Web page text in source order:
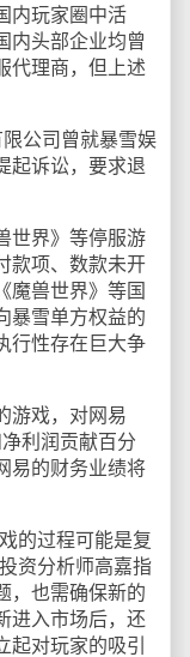
内玩家圈中活
内头部企业均曾
代理商，但上述
公司曾就暴雪娱
起诉讼，要求退
世界》等停服游
款项、数款未开
魔兽世界》等国
暴雪单方权益的
行性存在巨大争
游戏，对网易
利润贡献百分
易的财务业绩将
的过程可能是复
资分析师高嘉指
，也需确保新的
进入市场后，还
起对玩家的吸引